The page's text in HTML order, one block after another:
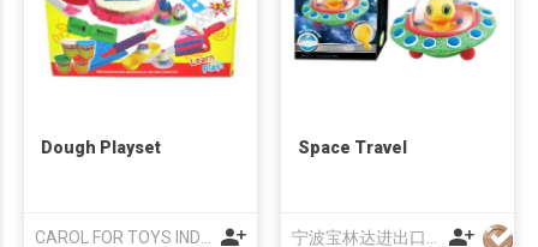
Dough Playset Space Travel